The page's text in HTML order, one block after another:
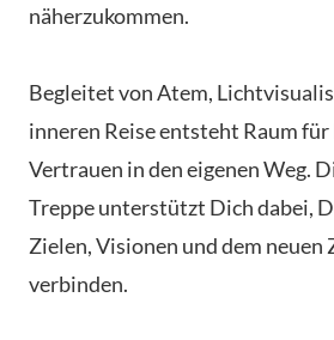
näherzukommen.
Begleitet von Atem,
inneren Reise entsteht Raum
Vertrauen in den eigenen Weg.
Treppe unterstützt Dich dabei,
Zielen, Visionen und dem neuen
verbinden.